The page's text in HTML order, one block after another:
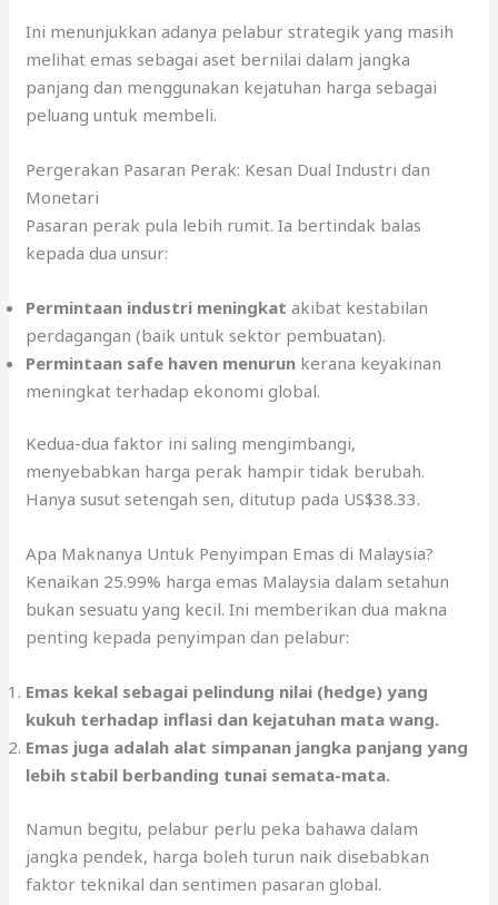
Ini menunjukkan adanya pelabur strategik yang masih
melihat emas sebagai aset bernilai dalam jangka
panjang dan menggunakan kejatuhan harga sebagai
peluang untuk membeli.
Pergerakan Pasaran Perak: Kesan Dual Industri dan
Monetari
Pasaran perak pula lebih rumit. Ia bertindak balas
kepada dua unsur:
Permintaan industri meningkat akibat kestabilan
perdagangan (baik untuk sektor pembuatan).
Permintaan safe haven menurun kerana keyakinan
meningkat terhadap ekonomi global.
Kedua-dua faktor ini saling mengimbangi,
menyebabkan harga perak hampir tidak berubah.
Hanya susut setengah sen, ditutup pada US$38.33.
Apa Maknanya Untuk Penyimpan Emas di Malaysia?
Kenaikan 25.99% harga emas Malaysia dalam setahun
bukan sesuatu yang kecil. Ini memberikan dua makna
penting kepada penyimpan dan pelabur:
Emas kekal sebagai pelindung nilai (hedge) yang
kukuh terhadap inflasi dan kejatuhan mata wang.
Emas juga adalah alat simpanan jangka panjang yang
lebih stabil berbanding tunai semata-mata.
Namun begitu, pelabur perlu peka bahawa dalam
jangka pendek, harga boleh turun naik disebabkan
faktor teknikal dan sentimen pasaran global.